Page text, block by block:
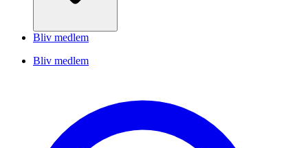
Bliv medlem
Bliv medlem